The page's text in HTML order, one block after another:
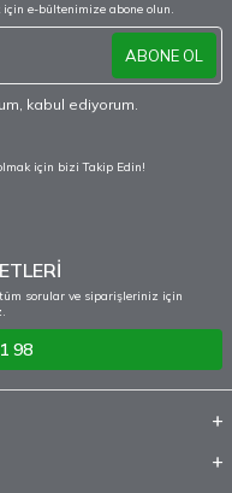
e-bültenimize abone olun.
ABONE OL
kabul ediyorum.
için bizi Takip Edin!
sorular ve siparişleriniz için
98